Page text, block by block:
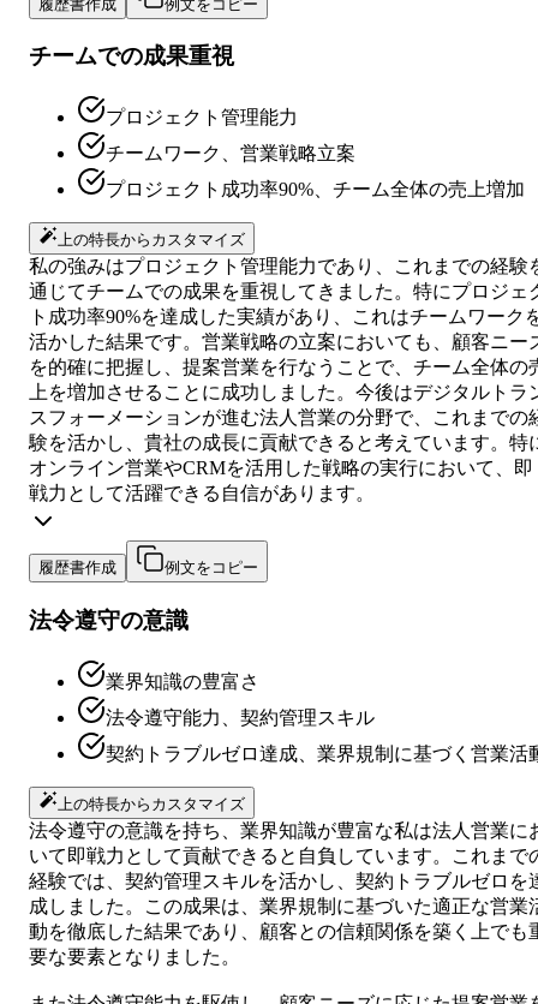
履歴書作成 例文をコピー
チームでの成果重視
プロジェクト管理能力
チームワーク、営業戦略立案
プロジェクト成功率90%、チーム全体の売上増加
上の特長からカスタマイズ
私の強みはプロジェクト管理能力であり、これまでの経験
通じてチームでの成果を重視してきました。特にプロジェ
ト成功率90%を達成した実績があり、これはチームワーク
活かした結果です。営業戦略の立案においても、顧客ニー
を的確に把握し、提案営業を行なうことで、チーム全体の
上を増加させることに成功しました。今後はデジタルトラ
スフォーメーションが進む法人営業の分野で、これまでの
験を活かし、貴社の成長に貢献できると考えています。特
オンライン営業やCRMを活用した戦略の実行において、即
戦力として活躍できる自信があります。
履歴書作成 例文をコピー
法令遵守の意識
業界知識の豊富さ
法令遵守能力、契約管理スキル
契約トラブルゼロ達成、業界規制に基づく営業活
上の特長からカスタマイズ
法令遵守の意識を持ち、業界知識が豊富な私は法人営業に
いて即戦力として貢献できると自負しています。これまで
経験では、契約管理スキルを活かし、契約トラブルゼロを
成しました。この成果は、業界規制に基づいた適正な営業
動を徹底した結果であり、顧客との信頼関係を築く上でも
要な要素となりました。